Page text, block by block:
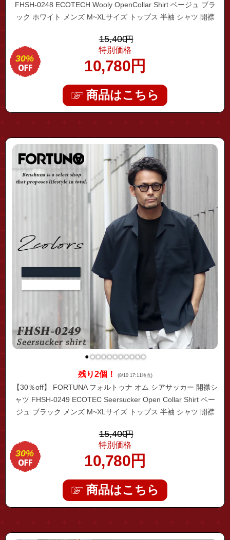
FHSH-0248 ECOTECH Wooly OpenCollar Shirt ベージュ ブラ
ック ホワイト メンズ M~XLサイズ トップス 半袖 シャツ 開襟
ット 高級 お洒落 大人 キレイめ
15,400円
特別価格
10,780円
30%
商品はこちら
"fhsh-0249"
●●●●●●●●●●●
残り2個！ (8/10 17:11時点)
【30％off】 FORTUNA フォルトゥナ オム シアサッカー 開襟シ
ャツ FHSH-0249 ECOTEC Seersucker Open Collar Shirt ベー
ジュ ブラック メンズ M~XLサイズ トップス 半袖 シャツ 開襟
級 お洒落 大人 キレイめ
15,400円
特別価格
10,780円
30%
商品はこちら
"fhcd-0230"